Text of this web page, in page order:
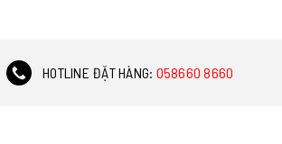
HOTLINE ĐẶT HÀNG: 058660 8660